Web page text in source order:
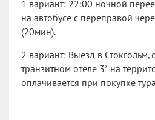
1 вариант: 22:00 ночной
на автобусе с переправой
(20мин).
2 вариант: Выезд в Стокгольм,
транзитном отеле 3* на
оплачивается при покупке